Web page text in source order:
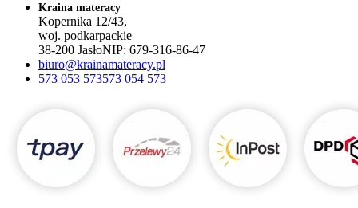
Kraina materacy
Kopernika 12/43,
woj. podkarpackie
38-200 JasłoNIP: 679-316-86-47
biuro@krainamateracy.pl
573 053 573573 054 573